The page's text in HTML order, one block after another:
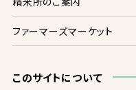
ファーマーズマーケット
このサイトについて